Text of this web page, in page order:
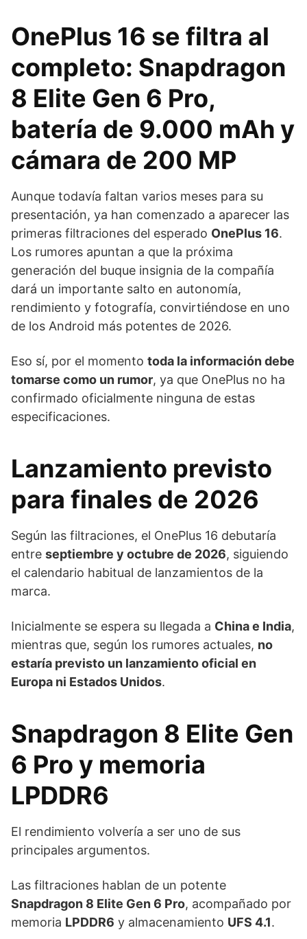
OnePlus 16 se filtra al
completo: Snapdragon
8 Elite Gen 6 Pro,
batería de 9.000 mAh y
cámara de 200 MP
Aunque todavía faltan varios meses para su
presentación, ya han comenzado a aparecer las
primeras filtraciones del esperado OnePlus 16.
Los rumores apuntan a que la próxima
generación del buque insignia de la compañía
dará un importante salto en autonomía,
rendimiento y fotografía, convirtiéndose en uno
de los Android más potentes de 2026.
Eso sí, por el momento toda la información debe
tomarse como un rumor, ya que OnePlus no ha
confirmado oficialmente ninguna de estas
especificaciones.
Lanzamiento previsto
para finales de 2026
Según las filtraciones, el OnePlus 16 debutaría
entre septiembre y octubre de 2026, siguiendo
el calendario habitual de lanzamientos de la
marca.
Inicialmente se espera su llegada a China e India,
mientras que, según los rumores actuales, no
estaría previsto un lanzamiento oficial en
Europa ni Estados Unidos.
Snapdragon 8 Elite Gen
6 Pro y memoria
LPDDR6
El rendimiento volvería a ser uno de sus
principales argumentos.
Las filtraciones hablan de un potente
Snapdragon 8 Elite Gen 6 Pro, acompañado por
memoria LPDDR6 y almacenamiento UFS 4.1.